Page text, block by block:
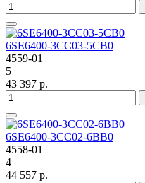
6SE6400-3CC03-5CB0
4559-01
5
43 397 р.
6SE6400-3CC02-6BB0
4558-01
4
44 557 р.